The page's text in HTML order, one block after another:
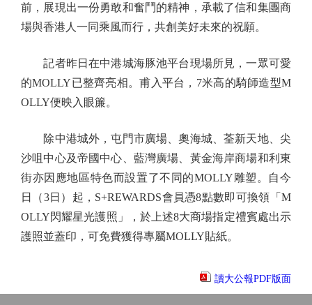
前，展現出一份勇敢和奮鬥的精神，承載了信和集團商
場與香港人一同乘風而行，共創美好未來的祝願。
記者昨日在中港城海豚池平台現場所見，一眾可愛
的MOLLY已整齊亮相。甫入平台，7米高的騎師造型M
OLLY便映入眼簾。
除中港城外，屯門市廣場、奧海城、荃新天地、尖
沙咀中心及帝國中心、藍灣廣場、黃金海岸商場和利東
街亦因應地區特色而設置了不同的MOLLY雕塑。自今
日（3日）起，S+REWARDS會員憑8點數即可換領「M
OLLY閃耀星光護照」，於上述8大商場指定禮賓處出示
護照並蓋印，可免費獲得專屬MOLLY貼紙。
讀大公報PDF版面